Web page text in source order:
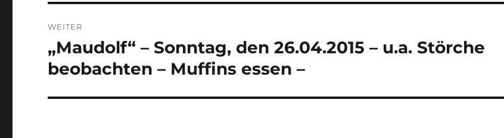
WEITER
Nächster
Beitrag:
„Maudolf“ – Sonntag, den 26.04.2015 – u.a. Störche
beobachten – Muffins essen –